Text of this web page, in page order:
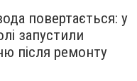
повертається: у
запустили
після ремонту